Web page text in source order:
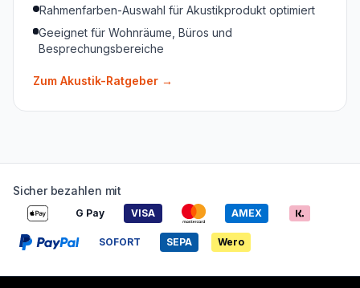
Rahmenfarben-Auswahl für Akustikprodukt optimiert
Geeignet für Wohnräume, Büros und
Besprechungsbereiche
Zum Akustik-Ratgeber →
Sicher bezahlen mit
G Pay VISA AMEX
SOFORT SEPA Wero